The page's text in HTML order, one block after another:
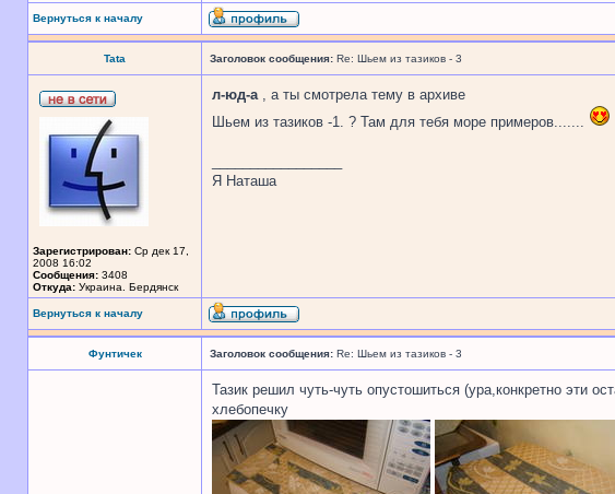
Вернуться к началу
Tata Заголовок сообщения: Re: Шьем из тазиков - 3
Зарегистрирован: Ср дек 17,
2008 16:02
Сообщения: 3408
Откуда: Украина. Бердянск
л-юд-а, а ты смотрела тему в архиве
Шьем из тазиков -1. ? Там для тебя море примеров.......
Я Наташа
Вернуться к началу
Фунтичек Заголовок сообщения: Re: Шьем из тазиков - 3
Тазик решил чуть-чуть опустошиться (ура,конкретно эти
хлебопечку